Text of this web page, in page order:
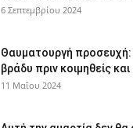
6 Σεπτεμβρίου 2024
Θαυματουργή
βράδυ πριν κοιμηθείς και
11 Μαΐου 2024